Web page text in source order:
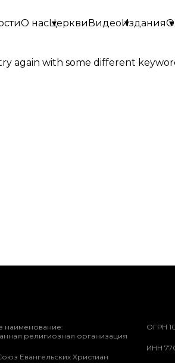
О нас ▾
ЦерквиВидео ▾
Издания ▾
О
again with some different
наименование:
религиозная организация
Евангельских Христиан
ОГРН
ИНН